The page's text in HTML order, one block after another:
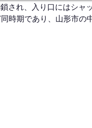
され、入り口にはシャ
時期であり、山形市